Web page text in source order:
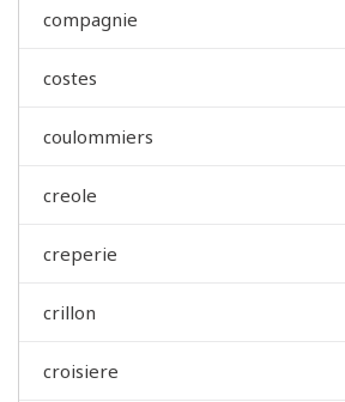
compagnie
costes
coulommiers
creole
creperie
crillon
croisiere